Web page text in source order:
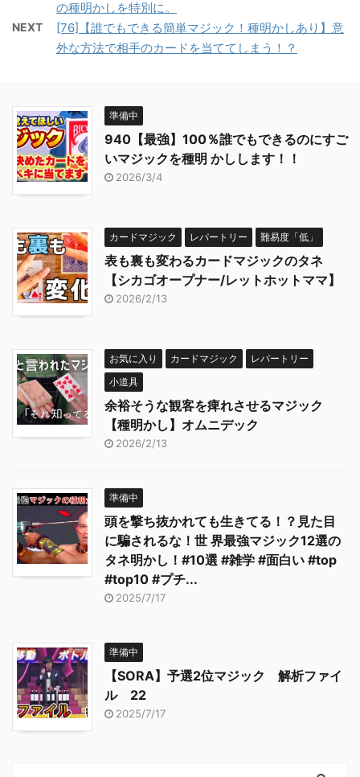
の種明かしを特別に。
NEXT
[76]【誰でもできる簡単マジック！種明かしあり】意
外な方法で相手のカードを当ててしまう！？
準備中
940【最強】100％誰でもできるのにすご
いマジックを種明 かしします！！
2026/3/4
カードマジック レパートリー 難易度「低」
表も裏も変わるカードマジックのタネ
【シカゴオープナー/レットホットママ】
2026/2/13
お気に入り カードマジック
レパートリー
小道具
余裕そうな観客を痺れさせるマジック
【種明かし】オムニデック
2026/2/13
準備中
頭を撃ち抜かれても生きてる！？見た目
に騙されるな！世 界最強マジック12選の
タネ明かし！#10選 #雑学 #面白い #top
#top10 #プチ...
2025/7/17
準備中
【SORA】予選2位マジック 解析ファイ
ル 22
2025/7/17